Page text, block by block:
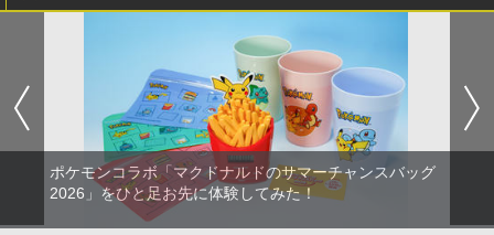
ポケモンコラボ「マクドナルドのサマーチャンスバッグ
2026」をひと足お先に体験してみた！